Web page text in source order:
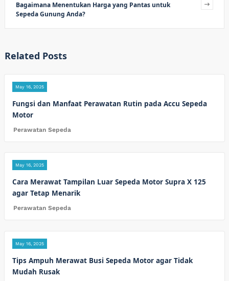
Bagaimana Menentukan Harga yang Pantas untuk
Sepeda Gunung Anda?
Related Posts
May 16, 2025
Fungsi dan Manfaat Perawatan Rutin pada Accu Sepeda
Motor
Perawatan Sepeda
May 16, 2025
Cara Merawat Tampilan Luar Sepeda Motor Supra X 125
agar Tetap Menarik
Perawatan Sepeda
May 16, 2025
Tips Ampuh Merawat Busi Sepeda Motor agar Tidak
Mudah Rusak